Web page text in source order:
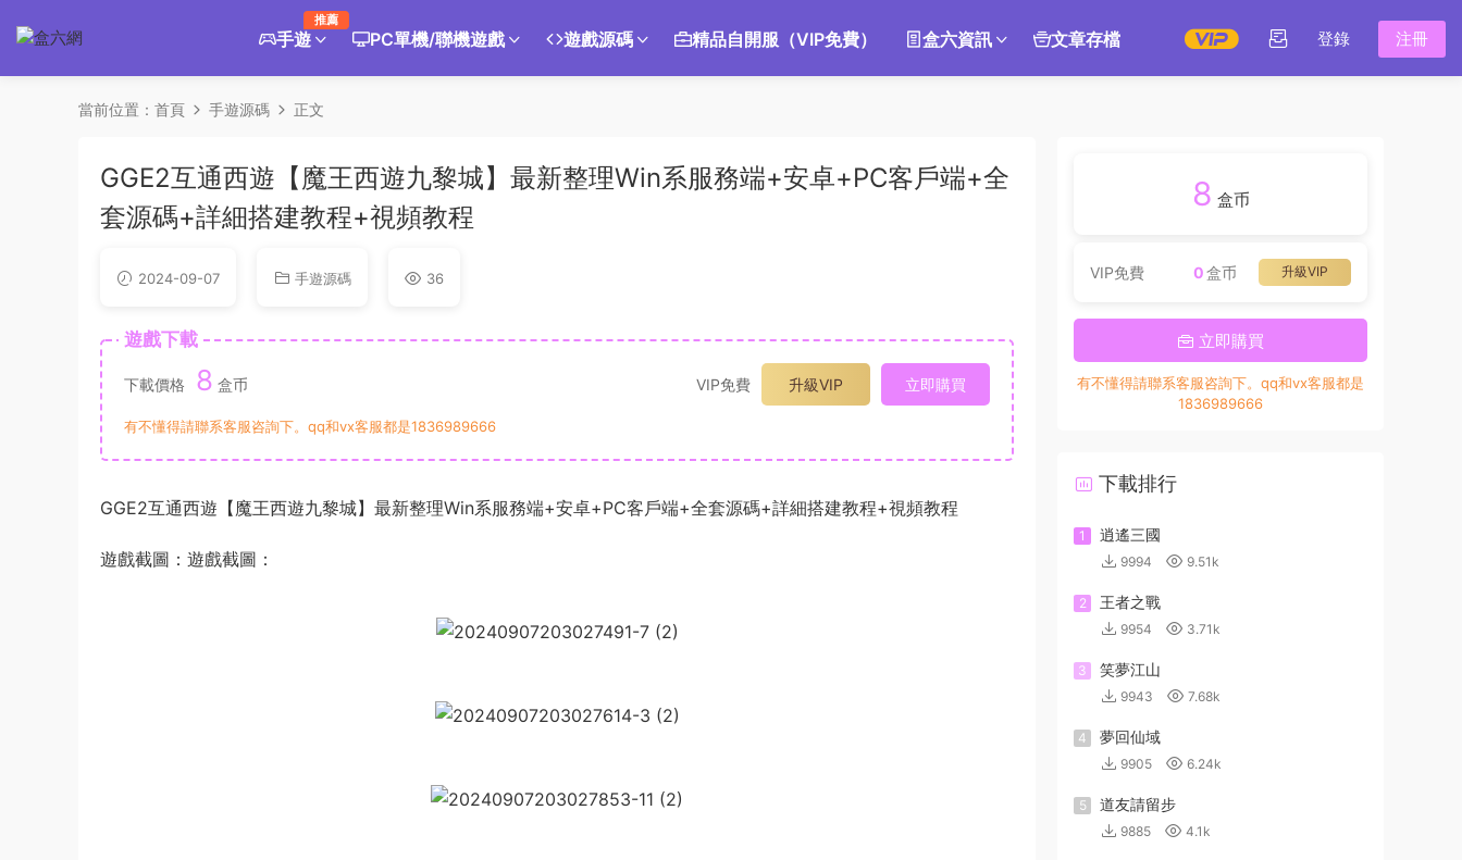
手遊
推薦
PC單機/聯機遊戲 遊戲源碼 精品自開服（VIP免費） 盒六資訊 文章存檔 登錄 注冊
當前位置： 首頁 手遊源碼 正文
GGE2互通西遊【魔王西遊九黎城】最新整理Win系服務端+安卓+PC客戶端+全
套源碼+詳細搭建教程+視頻教程
2024-09-07 手遊源碼 36
遊戲下載
下載價格 8 盒币 VIP免費 升級VIP 立即購買
有不懂得請聯系客服咨詢下。qq和vx客服都是1836989666
GGE2互通西遊【魔王西遊九黎城】最新整理Win系服務端+安卓+PC客戶端+全套源碼+詳細搭建教程+視頻教程
遊戲截圖：遊戲截圖：
8 盒币
VIP免費 升級VIP
0盒币
立即購買
有不懂得請聯系客服咨詢下。qq和vx客服都是
1836989666
下載排行
1 逍遙三國
9994 9.51k
2 王者之戰
9954 3.71k
3 笑夢江山
9943 7.68k
4 夢回仙域
9905 6.24k
5 道友請留步
9885 4.1k